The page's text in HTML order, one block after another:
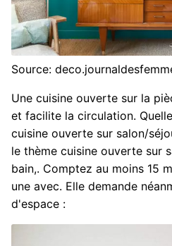
Source:
Une cuisine ouverte sur la
et facilite la circulation.
cuisine ouverte sur salon/
le thème cuisine ouverte sur
bain,. Comptez au moins 15
une avec. Elle demande
d'espace :